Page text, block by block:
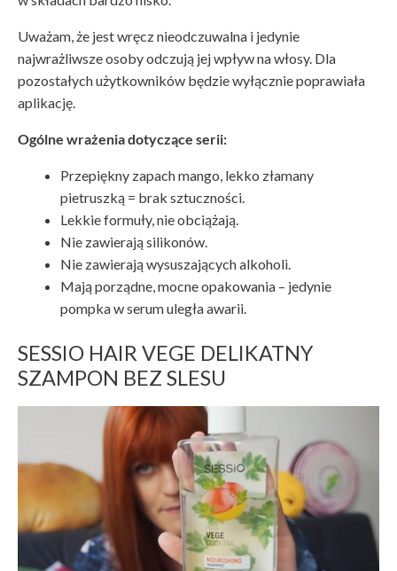
Uważam, że jest wręcz nieodczuwalna i jedynie
najwrażliwsze osoby odczują jej wpływ na włosy. Dla
pozostałych użytkowników będzie wyłącznie poprawiała
aplikację.
Ogólne wrażenia dotyczące serii:
Przepiękny zapach mango, lekko złamany
pietruszką = brak sztuczności.
Lekkie formuły, nie obciążają.
Nie zawierają silikonów.
Nie zawierają wysuszających alkoholi.
Mają porządne, mocne opakowania – jedynie
pompka w serum uległa awarii.
SESSIO HAIR VEGE DELIKATNY
SZAMPON BEZ SLESU